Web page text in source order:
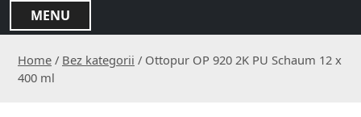
MENU
Home / Bez kategorii / Ottopur OP 920 2K PU Schaum 12 x
400 ml